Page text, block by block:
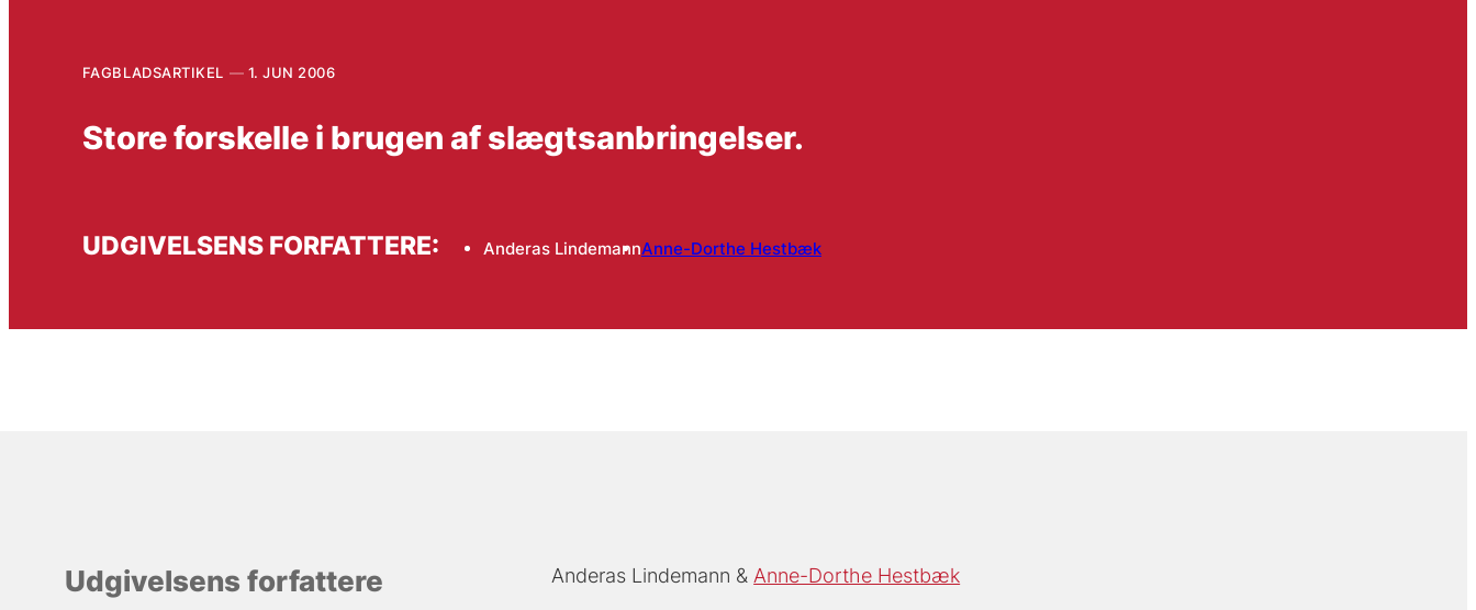
FAGBLADSARTIKEL 1. JUN 2006
Store forskelle i brugen af slægtsanbringelser.
UDGIVELSENS FORFATTERE: Anderas LindemannAnne-Dorthe Hestbæk
Udgivelsens forfattere Anderas Lindemann Anne-Dorthe Hestbæk